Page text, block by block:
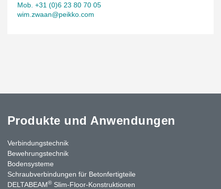
Mob. +31 (0)6 23 80 70 05
wim.zwaan@peikko.com
Produkte und Anwendungen
Verbindungstechnik
Bewehrungstechnik
Bodensysteme
Schraubverbindungen für Betonfertigteile
DELTABEAM® Slim-Floor-Konstruktionen